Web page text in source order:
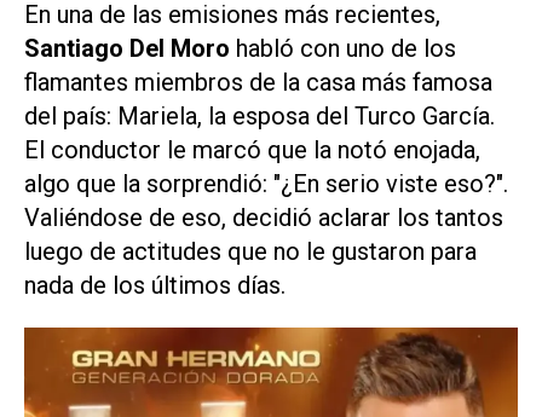
En una de las emisiones más recientes,
Santiago Del Moro habló con uno de los
flamantes miembros de la casa más famosa
del país: Mariela, la esposa del Turco García.
El conductor le marcó que la notó enojada,
algo que la sorprendió: "¿En serio viste eso?".
Valiéndose de eso, decidió aclarar los tantos
luego de actitudes que no le gustaron para
nada de los últimos días.